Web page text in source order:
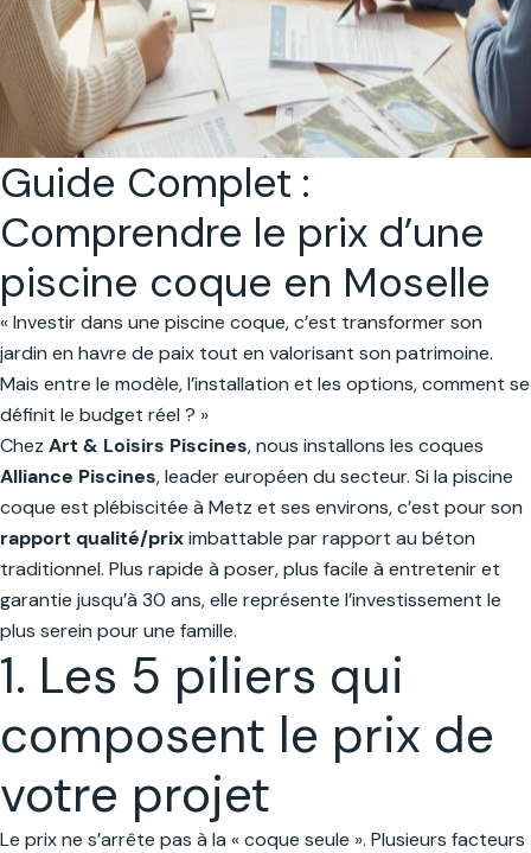
Guide Complet :
Comprendre le prix d’une
piscine coque en Moselle
« Investir dans une piscine coque, c’est transformer son
jardin en havre de paix tout en valorisant son patrimoine.
Mais entre le modèle, l’installation et les options, comment se
définit le budget réel ? »
Chez Art & Loisirs Piscines, nous installons les coques
Alliance Piscines, leader européen du secteur. Si la piscine
coque est plébiscitée à Metz et ses environs, c’est pour son
rapport qualité/priximbattable par rapport au béton
traditionnel. Plus rapide à poser, plus facile à entretenir et
garantie jusqu’à 30 ans, elle représente l’investissement le
plus serein pour une famille.
1. Les 5 piliers qui
composent le prix de
votre projet
Le prix ne s’arrête pas à la « coque seule ». Plusieurs facteurs